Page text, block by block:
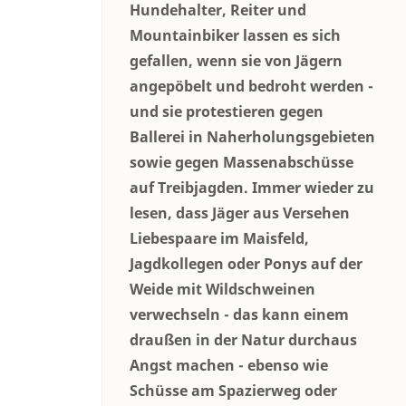
Hundehalter, Reiter und
Mountainbiker lassen es sich
gefallen, wenn sie von Jägern
angepöbelt und bedroht werden -
und sie protestieren gegen
Ballerei in Naherholungsgebieten
sowie gegen Massenabschüsse
auf Treibjagden. Immer wieder zu
lesen, dass Jäger aus Versehen
Liebespaare im Maisfeld,
Jagdkollegen oder Ponys auf der
Weide mit Wildschweinen
verwechseln - das kann einem
draußen in der Natur durchaus
Angst machen - ebenso wie
Schüsse am Spazierweg oder